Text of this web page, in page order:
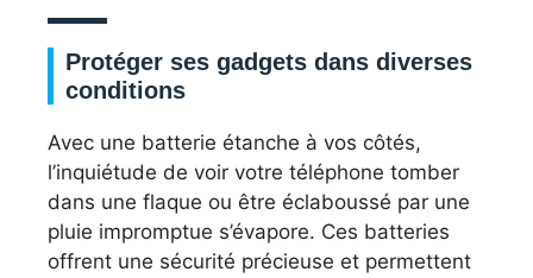
Protéger ses gadgets dans diverses
conditions
Avec une batterie étanche à vos côtés,
l’inquiétude de voir votre téléphone tomber
dans une flaque ou être éclaboussé par une
pluie impromptue s’évapore. Ces batteries
offrent une sécurité précieuse et permettent